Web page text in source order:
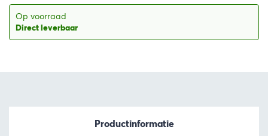
€11,07.€9,96.
Op voorraad
Direct leverbaar
Productinformatie